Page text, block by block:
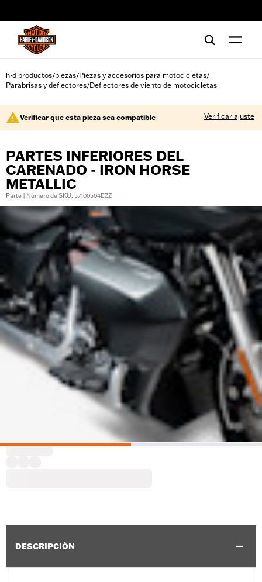
h-d productos/piezas/Piezas y accesorios para motocicletas/
Parabrisas y deflectores/Deflectores de viento de motocicletas
Verificar que esta pieza sea compatible Verificar ajuste
PARTES INFERIORES DEL
CARENADO - IRON HORSE
METALLIC
Parte | Número de SKU: 57100504EZZ
DESCRIPCIÓN